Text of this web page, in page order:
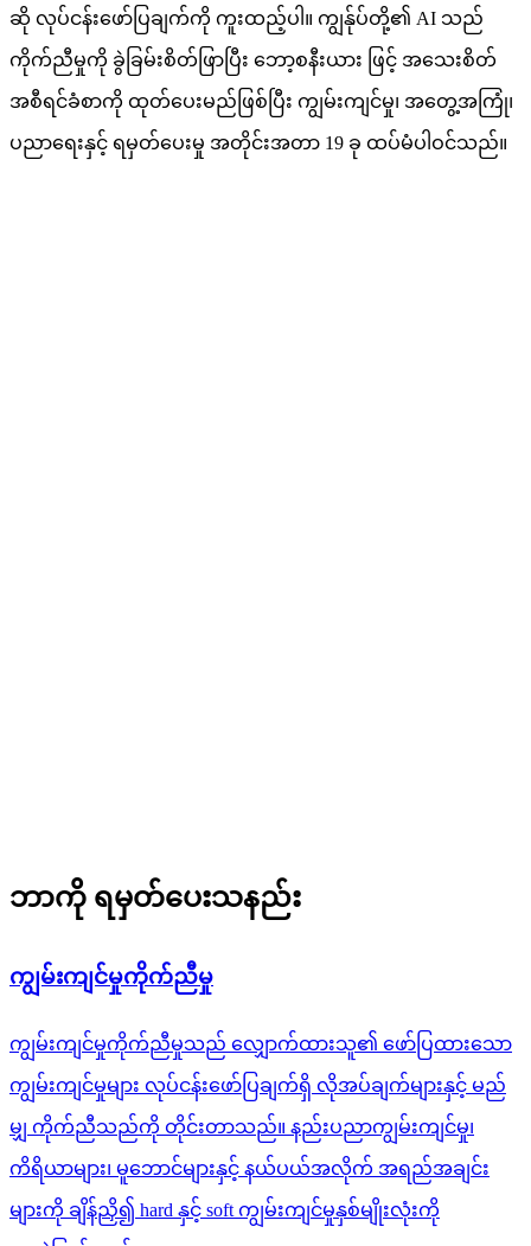
ဆို လုပ်ငန်းဖော်ပြချက်ကို ကူးထည့်ပါ။ ကျွန်ုပ်တို့၏ AI သည်
ကိုက်ညီမှုကို ခွဲခြမ်းစိတ်ဖြာပြီး ဘော့စနီးယား ဖြင့် အသေးစိတ်
အစီရင်ခံစာကို ထုတ်ပေးမည်ဖြစ်ပြီး ကျွမ်းကျင်မှု၊ အတွေ့အကြုံ၊
ပညာရေးနှင့် ရမှတ်ပေးမှု အတိုင်းအတာ 19 ခု ထပ်မံပါဝင်သည်။
ဘာကို ရမှတ်ပေးသနည်း
ကျွမ်းကျင်မှုကိုက်ညီမှု
ကျွမ်းကျင်မှုကိုက်ညီမှုသည် လျှောက်ထားသူ၏ ဖော်ပြထားသော
ကျွမ်းကျင်မှုများ လုပ်ငန်းဖော်ပြချက်ရှိ လိုအပ်ချက်များနှင့် မည်
မျှ ကိုက်ညီသည်ကို တိုင်းတာသည်။ နည်းပညာကျွမ်းကျင်မှု၊
ကိရိယာများ၊ မူဘောင်များနှင့် နယ်ပယ်အလိုက် အရည်အချင်း
များကို ချိန်ညှိ၍ hard နှင့် soft ကျွမ်းကျင်မှုနှစ်မျိုးလုံးကို